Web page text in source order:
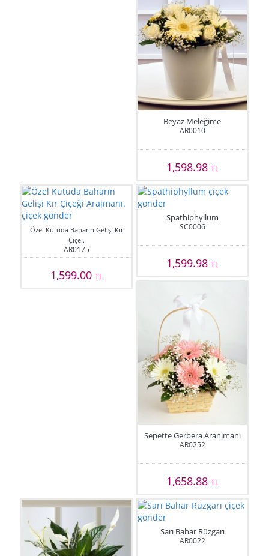
Beyaz Meleğime
AR0010
1,598.98 TL
Özel Kutuda Baharın Gelişi Kır
Çiçe..
AR0175
1,599.00TL
Spathiphyllum
SC0006
1,599.98 TL
Sepette Gerbera Aranjmanı
AR0252
1,658.88 TL
Sarı Bahar Rüzgarı
AR0022